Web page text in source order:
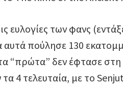
ευλογίες των φανς
πούλησε 130
“πρώτα” δεν έφτασε
4 τελευταία, με το